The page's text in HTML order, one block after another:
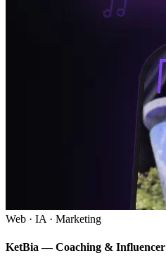
Web · IA · Marketing
KetBia — Coaching & Influencer